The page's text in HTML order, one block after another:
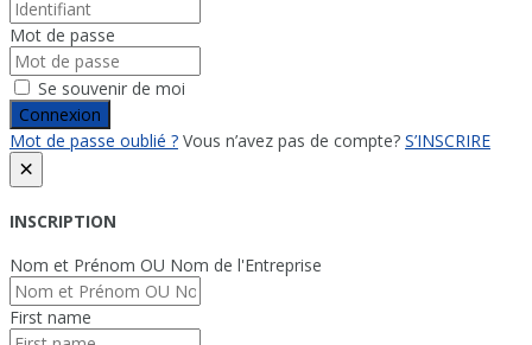
Mot de passe
Se souvenir de moi
Connexion
Mot de passe oublié ? Vous n’avez pas de compte? S’INSCRIRE
×
INSCRIPTION
Nom et Prénom OU Nom de l'Entreprise
First name